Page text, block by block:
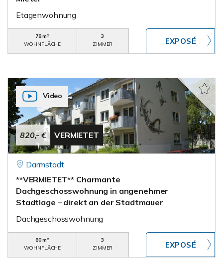
Etagenwohnung
78 m²
WOHNFLÄCHE
3
ZIMMER
820,- € VERMIETET
Video
Darmstadt
**VERMIETET** Charmante
Dachgeschosswohnung in angenehmer
Stadtlage – direkt an der Stadtmauer
Dachgeschosswohnung
80 m²
WOHNFLÄCHE
3
ZIMMER